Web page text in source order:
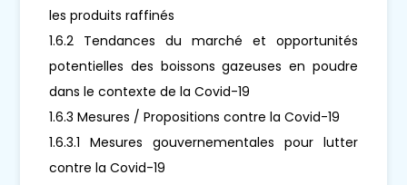
les produits raffinés
1.6.2 Tendances du marché et opportunités
potentielles des boissons gazeuses en poudre
dans le contexte de la Covid-19
1.6.3 Mesures / Propositions contre la Covid-19
1.6.3.1 Mesures gouvernementales pour lutter
contre la Covid-19